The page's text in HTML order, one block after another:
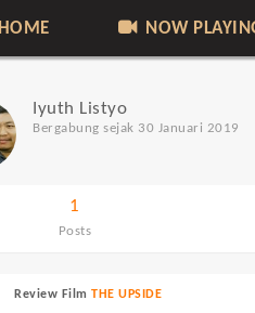
HOME NOW
Iyuth Listyo
Bergabung sejak 30 Januari 2019
1
Posts
Review Film THE UPSIDE